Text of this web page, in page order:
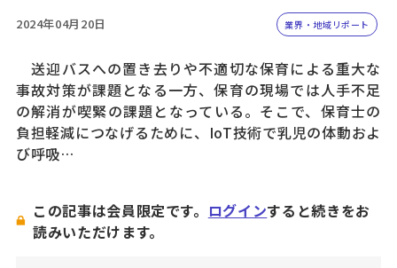
2024年04月20日 業界・地域リポート
送迎バスへの置き去りや不適切な保育による重大な
事故対策が課題となる一方、保育の現場では人手不足
の解消が喫緊の課題となっている。そこで、保育士の
負担軽減につなげるために、IoT技術で乳児の体動およ
び呼吸…
この記事は会員限定です。 ログインすると続きをお
読みいただけます。